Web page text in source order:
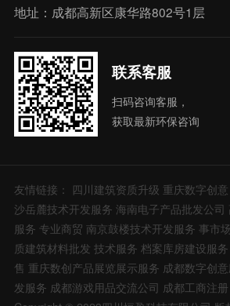
地址：成都高新区康华路802号1层
联系客服
扫码咨询客服，
获取最新环保咨询
友情链接： 四川建筑资质升级 重庆数字创意
沙岳麓技术开发服务 海南电子产品批发公司
服务 专业商贸 南京鼓楼技术开发服务 事市
质建筑材料批发 技术服务 档案库房建设服务
售 重庆数创产品展览展示服务 成都数字创
发服务 成都游戏用品交流公司 成都工商注册